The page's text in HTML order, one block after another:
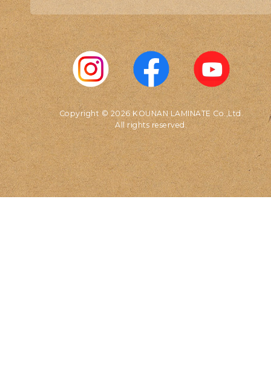
Copyright © 2026 KOUNAN LAMINATE Co.,Ltd.
All rights reserved.